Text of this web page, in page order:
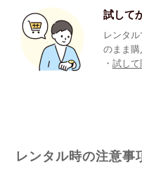
試して
レンタ
のまま購
・試して
レンタル時の注意事